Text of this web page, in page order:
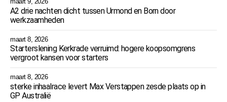
A2 drie nachten dicht tussen Urmond en Born door
werkzaamheden
maart 8, 2026
Starterslening Kerkrade verruimd: hogere koopsomgrens
vergroot kansen voor starters
maart 8, 2026
sterke inhaalrace levert Max Verstappen zesde plaats op in
GP Australië